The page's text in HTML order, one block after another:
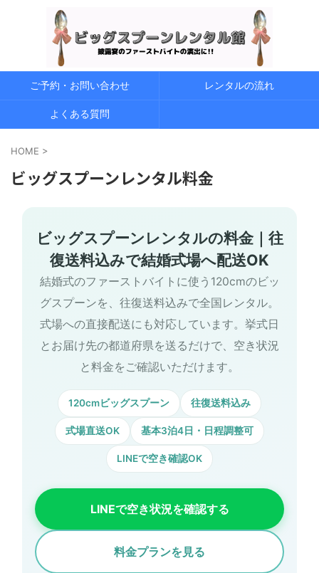
ご予約・お問い合わせ レンタルの流れ
よくある質問
HOME >
ビッグスプーンレンタル料金
ビッグスプーンレンタルの料金｜往
復送料込みで結婚式場へ配送OK
結婚式のファーストバイトに使う120cmのビッ
グスプーンを、往復送料込みで全国レンタル。
式場への直接配送にも対応しています。挙式日
とお届け先の都道府県を送るだけで、空き状況
と料金をご確認いただけます。
120cmビッグスプーン 往復送料込み
式場直送OK 基本3泊4日・日程調整可
LINEで空き確認OK
LINEで空き状況を確認する
料金プランを見る